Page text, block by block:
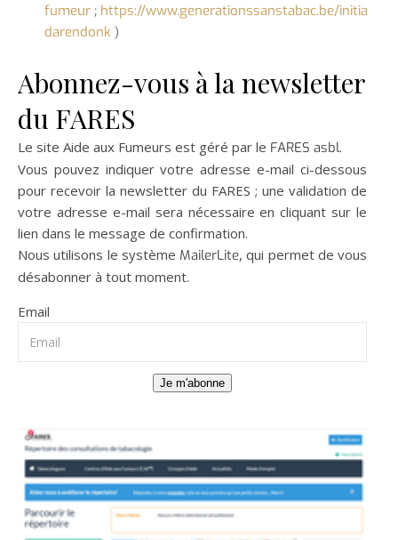
fumeur ; https://www.generationssanstabac.be/
darendonk )
Abonnez-vous à la newsletter
du FARES
Le site Aide aux Fumeurs est géré par le FARES asbl.
Vous pouvez indiquer votre adresse e-mail ci-dessous
pour recevoir la newsletter du FARES ; une validation de
votre adresse e-mail sera nécessaire en cliquant sur le
lien dans le message de confirmation.
Nous utilisons le système MailerLite, qui permet de vous
désabonner à tout moment.
Email
Je m'abonne